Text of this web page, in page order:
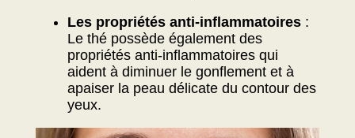
Les propriétés anti-inflammatoires:
Le thé possède également des
propriétés anti-inflammatoires qui
aident à diminuer le gonflement et à
apaiser la peau délicate du contour des
yeux.